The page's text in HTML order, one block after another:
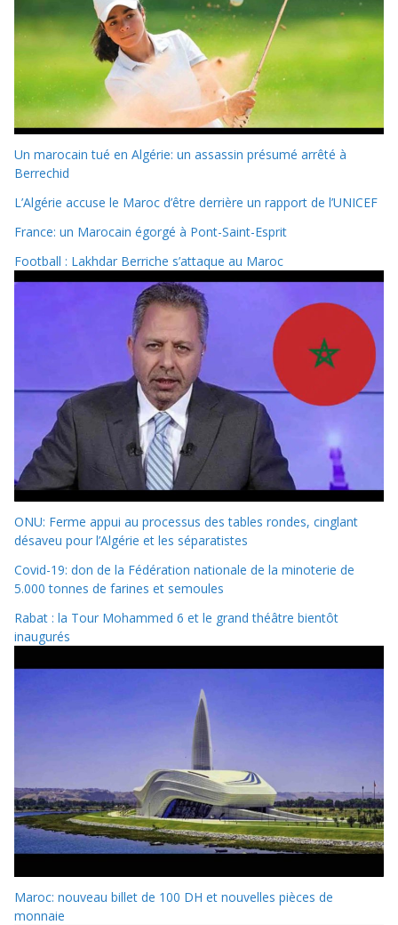
Un marocain tué en Algérie: un assassin présumé arrêté à
Berrechid
L’Algérie accuse le Maroc d’être derrière un rapport de l’UNICEF
France: un Marocain égorgé à Pont-Saint-Esprit
Football : Lakhdar Berriche s’attaque au Maroc
ONU: Ferme appui au processus des tables rondes, cinglant
désaveu pour l’Algérie et les séparatistes
Covid-19: don de la Fédération nationale de la minoterie de
5.000 tonnes de farines et semoules
Rabat : la Tour Mohammed 6 et le grand théâtre bientôt
inaugurés
Maroc: nouveau billet de 100 DH et nouvelles pièces de
monnaie